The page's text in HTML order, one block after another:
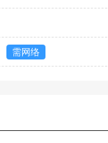
需网络